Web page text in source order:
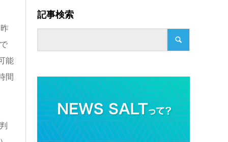
能
間
記事検索